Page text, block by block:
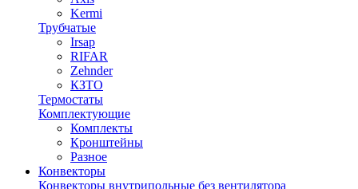
Kermi
Трубчатые
Irsap
RIFAR
Zehnder
КЗТО
Термостаты
Комплектующие
Комплекты
Кронштейны
Разное
Конвекторы
Конвекторы внутрипольные без вентилятора